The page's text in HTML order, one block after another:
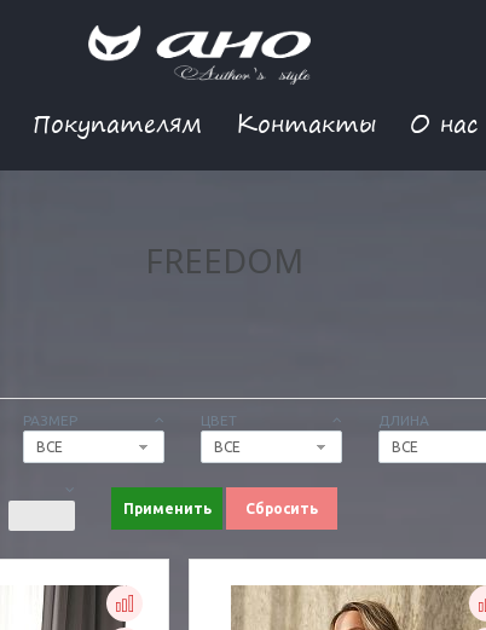
Покупателям Контакты О нас
FREEDOM
РАЗМЕР
ВСЕ
ЦВЕТ
ВСЕ
ДЛИНА
ВСЕ
Применить Сбросить